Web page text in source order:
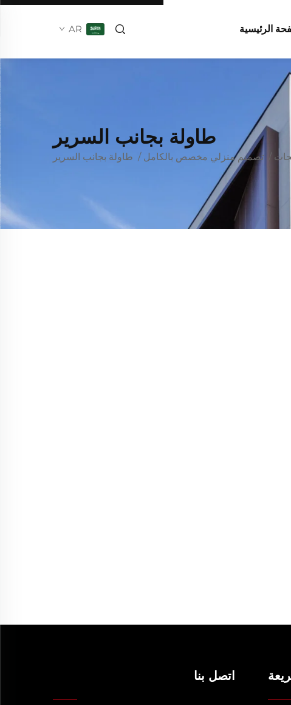
الرئيسية AR
طاولة بجانب السرير
/ تصميم منزلي مخصص بالكامل / طاولة بجانب السرير
اتصل بنا